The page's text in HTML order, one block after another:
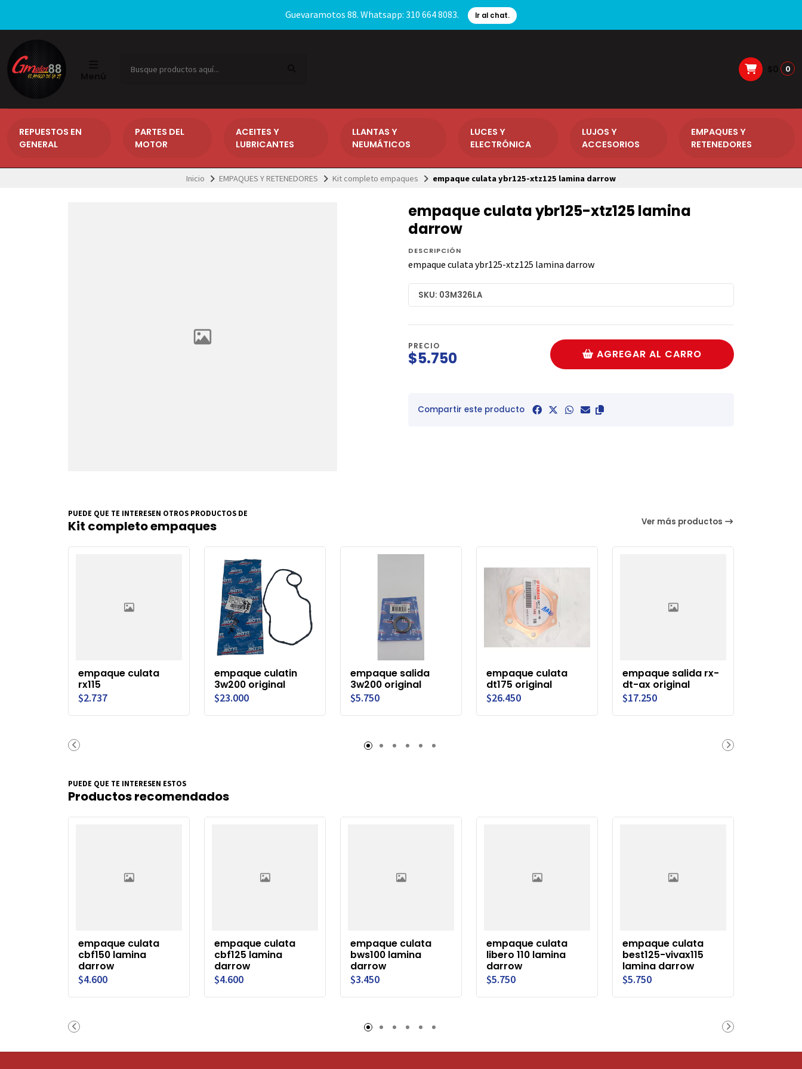
Guevaramotos 88. Whatsapp: 310 664 8083. Ir al chat.
0
REPUESTOS EN
GENERAL
PARTES DEL
MOTOR
ACEITES Y
LUBRICANTES
LLANTAS Y
NEUMÁTICOS
LUCES Y
ELECTRÓNICA
LUJOS Y
ACCESORIOS
EMPAQUES Y
RETENEDORES
Inicio EMPAQUES Y RETENEDORES Kit completo empaques empaque culata ybr125-xtz125 lamina darrow
empaque culata ybr125-xtz125 lamina
darrow
DESCRIPCIÓN
empaque culata ybr125-xtz125 lamina darrow
SKU: 03M326LA
PRECIO
$5.750 AGREGAR AL CARRO
Compartir este producto
PUEDE QUE TE INTERESEN OTROS PRODUCTOS DE
Kit completo empaques Ver más productos
empaque culata
rx115
$2.737
empaque culatin
3w200 original
$23.000
empaque salida
3w200 original
$5.750
empaque culata
dt175 original
$26.450
empaque salida rx-
dt-ax original
$17.250
PUEDE QUE TE INTERESEN ESTOS
Productos recomendados
empaque culata
cbf150 lamina
darrow
$4.600
empaque culata
cbf125 lamina
darrow
$4.600
empaque culata
bws100 lamina
darrow
$3.450
empaque culata
libero 110 lamina
darrow
$5.750
empaque culata
best125-vivax115
lamina darrow
$5.750